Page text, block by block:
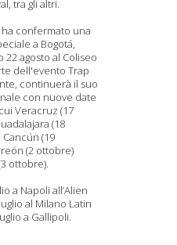
tra gli altri.
ha confermato una
a Bogotá,
22 agosto al Coliseo
dell'evento Trap
continuerà il suo
con nuove date
Veracruz (17
(18
(19
(2 ottobre)
ottobre).
a Napoli all’Alien
al Milano Latin
a Gallipoli.